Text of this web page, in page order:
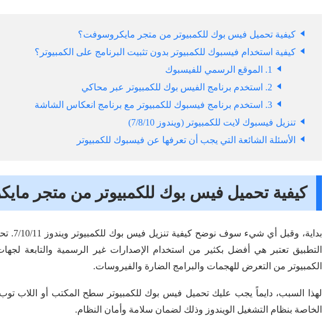
كيفية تحميل فيس بوك للكمبيوتر من متجر مايكروسوفت؟
كيفية استخدام فيسبوك للكمبيوتر بدون تثبيت البرنامج على الكمبيوتر؟
1. الموقع الرسمي للفيسبوك
2. استخدم برنامج الفيس بوك للكمبيوتر عبر محاكي
3. استخدم برنامج فيسبوك للكمبيوتر مع برنامج انعكاس الشاشة
تنزيل فيسبوك لايت للكمبيوتر (ويندوز 7/8/10)
الأسئلة الشائعة التي يجب أن تعرفها عن فيسبوك للكمبيوتر
كيفية تحميل فيس بوك للكمبيوتر من متجر
بداية،
التطبيق تعتبر هي أفضل بكثير من استخدام الإصدارات غير الرسمية والتابعة
الكمبيوتر من التعرض للهجمات والبرامج الضارة والفيروسات.
لهذا السبب، دايماً يجب عليك تحميل فيس بوك للكمبيوتر سطح المكتب أو اللاب
الخاصة بنظام التشغيل الويندوز وذلك لضمان سلامة وأمان النظام.